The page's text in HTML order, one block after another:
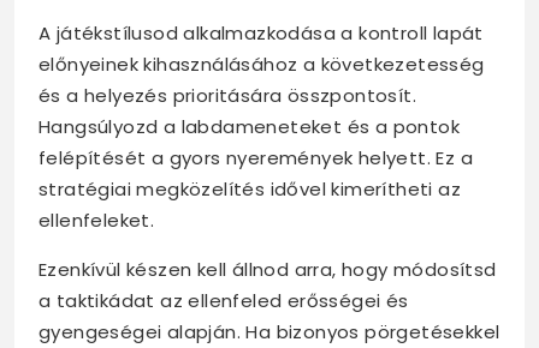
A játékstílusod alkalmazkodása a kontroll lapát
előnyeinek kihasználásához a következetesség
és a helyezés prioritására összpontosít.
Hangsúlyozd a labdameneteket és a pontok
felépítését a gyors nyeremények helyett. Ez a
stratégiai megközelítés idővel kimerítheti az
ellenfeleket.
Ezenkívül készen kell állnod arra, hogy módosítsd
a taktikádat az ellenfeled erősségei és
gyengeségei alapján. Ha bizonyos pörgetésekkel